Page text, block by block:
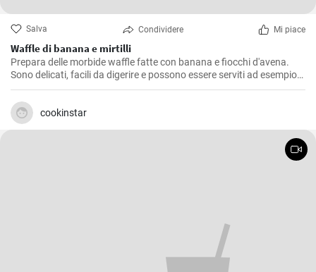
Salva Condividere Mi piace
Waffle di banana e mirtilli
Prepara delle morbide waffle fatte con banana e fiocchi d'avena.
Sono delicati, facili da digerire e possono essere serviti ad esempio
con mirtilli freschi e sciroppo di mirtilli.
cookinstar